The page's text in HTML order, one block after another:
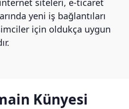
internet siteleri, e-ticaret
yeni iş bağlantıları
için oldukça uygun
Künyesi